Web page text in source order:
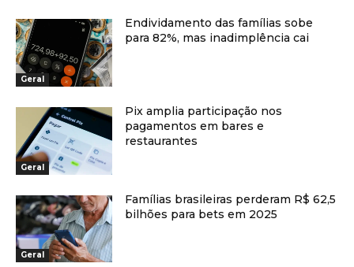
Geral
Endividamento das famílias sobe
para 82%, mas inadimplência cai
Geral
Pix amplia participação nos
pagamentos em bares e
restaurantes
Geral
Famílias brasileiras perderam R$ 62,5
bilhões para bets em 2025